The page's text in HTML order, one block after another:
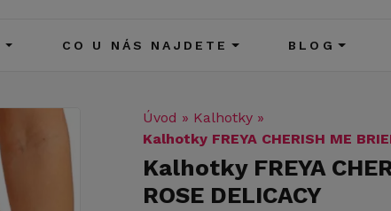
CO U NÁS NAJDETE BLOG
Úvod » Kalhotky »
Kalhotky FREYA CHERISH ME
Kalhotky FREYA
ROSE DELICACY